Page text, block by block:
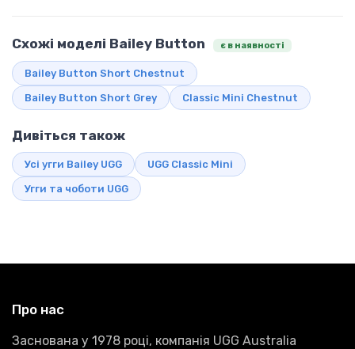
Схожі моделі Bailey Button є в наявності
Bailey Button Short Chestnut
Bailey Button Short Grey Classic Mini Chestnut
Дивіться також
Усі угги Bailey UGG UGG Classic Mini
Угги та чоботи UGG
Про нас
Заснована у 1978 році, компанія UGG Australia